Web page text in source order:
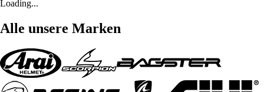
Loading...
Alle unsere Marken